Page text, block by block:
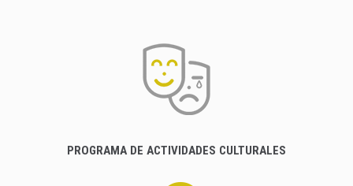
PROGRAMA DE ACTIVIDADES CULTURALES